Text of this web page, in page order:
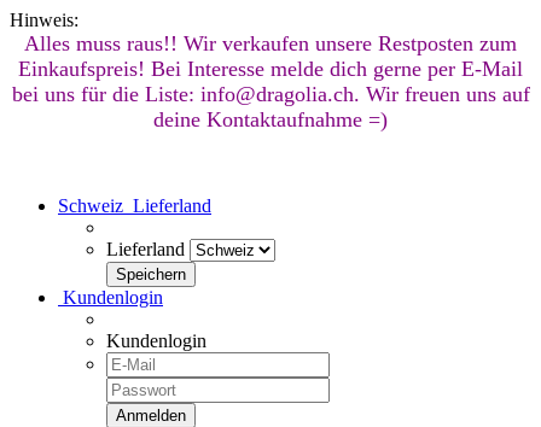
Hinweis:
Alles muss raus!! Wir verkaufen unsere Restposten zum
Einkaufspreis! Bei Interesse melde dich gerne per E-Mail
bei uns für die Liste: info@dragolia.ch. Wir freuen uns auf
deine Kontaktaufnahme =)
Schweiz Lieferland
Lieferland
Kundenlogin
Kundenlogin